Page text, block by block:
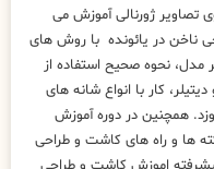
تصاویر ژورنالی آموزش می
ناخن در یائونده با روش های
نحوه صحیح استفاده از
کار با انواع شانه های
همچنین در دوره آموزش
ها و راه های کاشت و طراحی